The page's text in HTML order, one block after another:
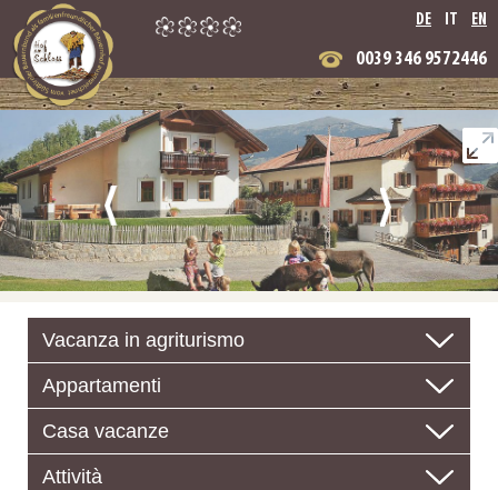
DE IT EN
0039 346 9572446
Vacanza in agriturismo
Appartamenti
Casa vacanze
Attività